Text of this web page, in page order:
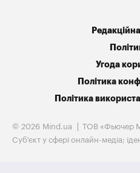
Угода
Політика
Політика
© 2026 Mind.ua
ТОВ «Фьючер
Cуб'єкт у сфері онлайн-медіа;